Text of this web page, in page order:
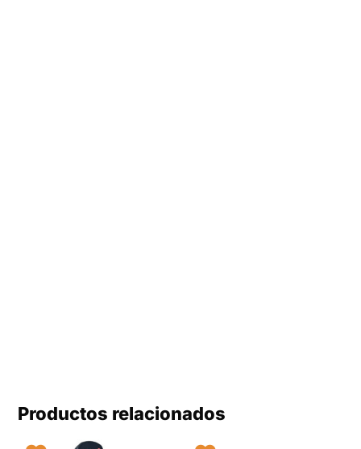
Productos relacionados